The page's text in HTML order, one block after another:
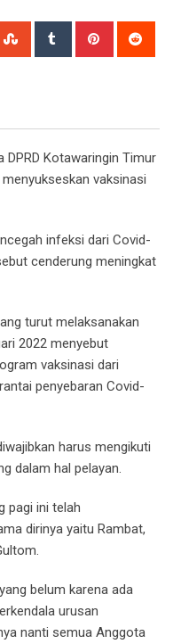
StumbleUpon
Tumblr Pinterest
DPRD Kotawaringin Timur
vaksinasi
infeksi dari Covid-
cenderung meningkat
turut melaksanakan
2022 menyebut
vaksinasi dari
penyebaran Covid-
harus mengikuti
dalam hal pelayan.
pagi ini telah
dirinya yaitu Rambat,
belum karena ada
urusan
nanti semua Anggota